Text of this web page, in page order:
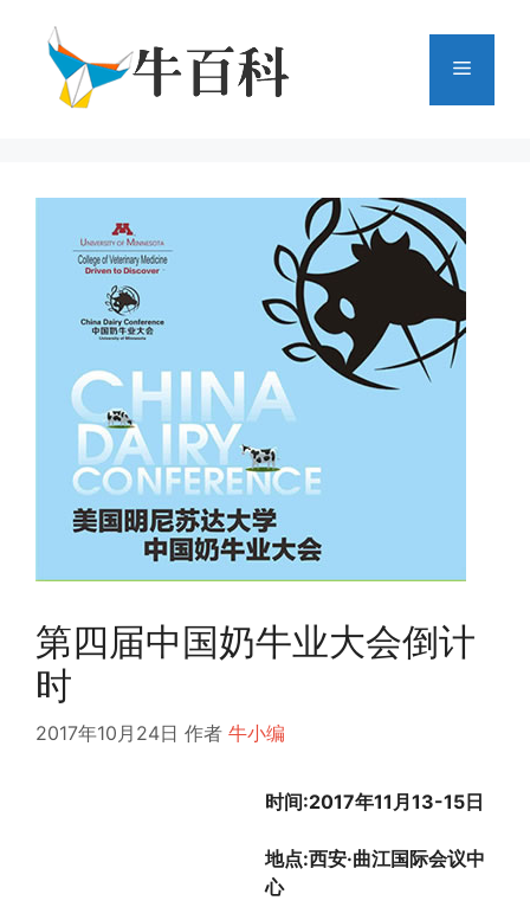
菜
第四届中国奶牛业大会倒计
时
2017年10月24日 作者 牛小编
时间:2017年11月13-15日
地点:西安·曲江国际会议中
心